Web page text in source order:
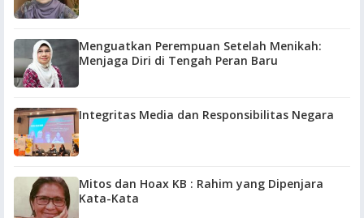
Menguatkan Perempuan Setelah Menikah:
Menjaga Diri di Tengah Peran Baru
Integritas Media dan Responsibilitas Negara
Mitos dan Hoax KB : Rahim yang Dipenjara
Kata-Kata